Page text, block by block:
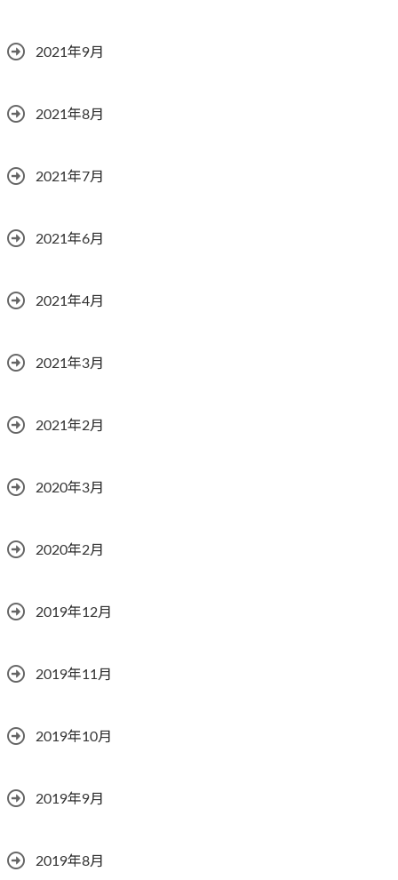
2021年9月
2021年8月
2021年7月
2021年6月
2021年4月
2021年3月
2021年2月
2020年3月
2020年2月
2019年12月
2019年11月
2019年10月
2019年9月
2019年8月